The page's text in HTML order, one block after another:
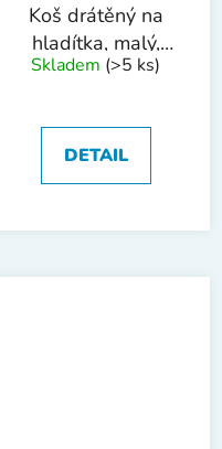
Koš drátěný na
hladítka, malý,
úzký
Skladem (>5 ks)
DETAIL